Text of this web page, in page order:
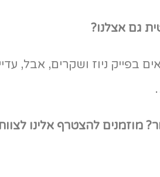
גם אצלנו?
בפייק ניוז ושקרים, אבל,
מוזמנים להצטרף אלינו